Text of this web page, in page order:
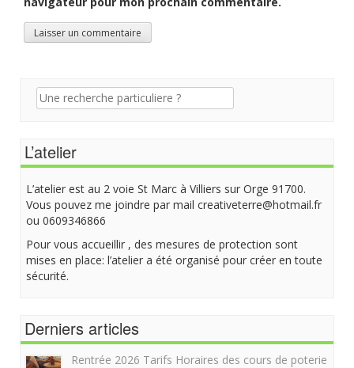
Recherche
pour:
L’atelier
L’atelier est au 2 voie St Marc à Villiers sur Orge 91700.
Vous pouvez me joindre par mail creativeterre@hotmail.fr
ou 0609346866
Pour vous accueillir , des mesures de protection sont
mises en place: l’atelier a été organisé pour créer en toute
sécurité.
Derniers articles
Rentrée 2026 Tarifs Horaires des cours de poterie